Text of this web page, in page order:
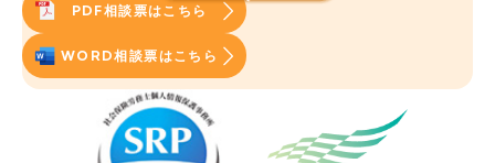
PDF相談票はこちら
WORD相談票はこちら